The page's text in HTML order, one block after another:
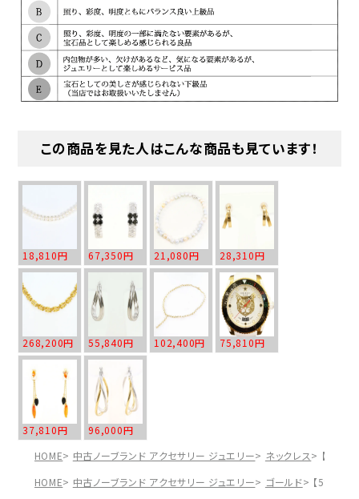
この商品を見た人はこんな商品も見ています！
18,810円 67,350円 21,080円 28,310円
268,200円 55,840円 102,400円 75,810円
37,810円
96,000円
HOME
中古ノーブランド アクセサリー ジュエリー ネックレス
【
HOME
中古ノーブランド アクセサリー ジュエリー ゴールド 【